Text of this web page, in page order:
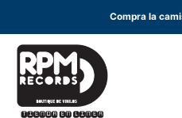
Compra la
contenido